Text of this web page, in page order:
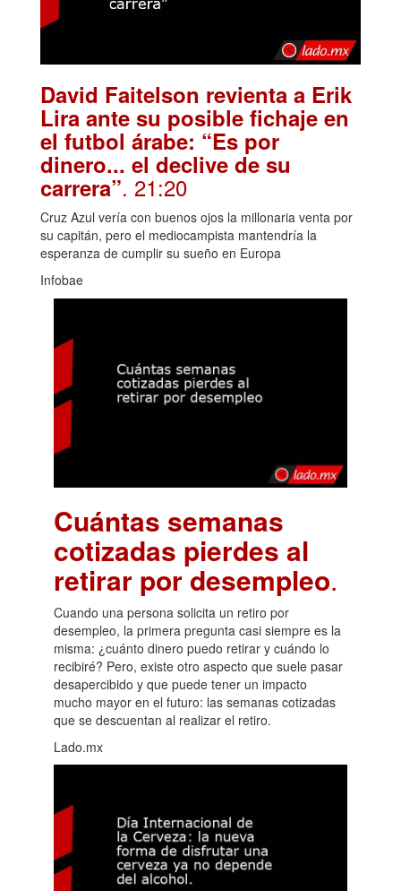
David Faitelson revienta a Erik
Lira ante su posible fichaje en
el futbol árabe: “Es por
dinero... el declive de su
carrera”. 21:20
Cruz Azul vería con buenos ojos la millonaria venta por
su capitán, pero el mediocampista mantendría la
esperanza de cumplir su sueño en Europa
Infobae
Cuántas semanas
cotizadas pierdes al
retirar por desempleo.
Cuando una persona solicita un retiro por
desempleo, la primera pregunta casi siempre es la
misma: ¿cuánto dinero puedo retirar y cuándo lo
recibiré? Pero, existe otro aspecto que suele pasar
desapercibido y que puede tener un impacto
mucho mayor en el futuro: las semanas cotizadas
que se descuentan al realizar el retiro.
Lado.mx